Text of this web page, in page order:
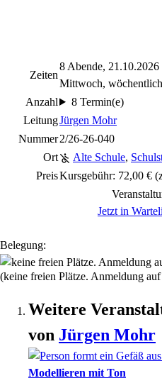
Zeiten
8 Abende,
Mittwoch,
Anzahl
8 Termin(e)
LeitungJürgen Mohr
Nummer2/26-26-040
Ort
Alte Schule,
PreisKursgebühr: 72,00 €
Jetzt in
Belegung:
(keine freien Plätze. Anmeldung
Weitere
von Jürgen Mohr
Modellieren mit Ton